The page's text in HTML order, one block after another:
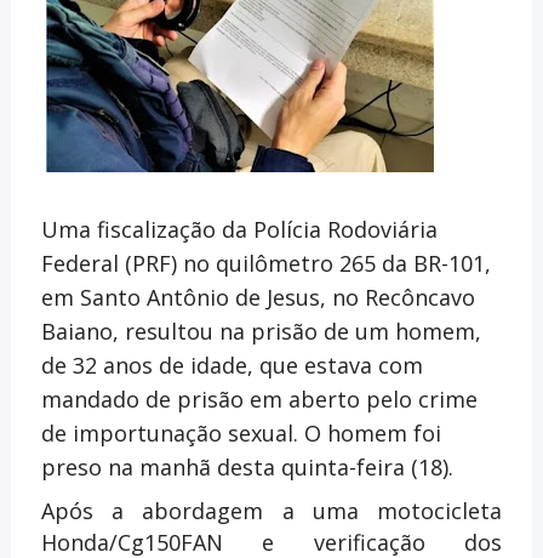
Uma fiscalização da Polícia Rodoviária
Federal (PRF) no quilômetro 265 da BR-101,
em Santo Antônio de Jesus, no Recôncavo
Baiano, resultou na prisão de um homem,
de 32 anos de idade, que estava com
mandado de prisão em aberto pelo crime
de importunação sexual. O homem foi
preso na manhã desta quinta-feira (18).
Após a abordagem a uma motocicleta
Honda/Cg150FAN e verificação dos